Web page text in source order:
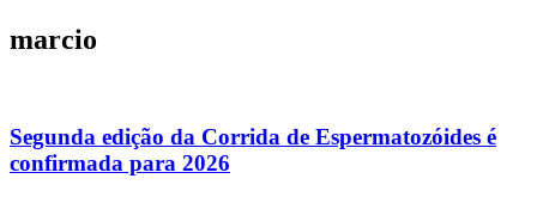
marcio
Segunda edição da Corrida de Espermatozóides é
confirmada para 2026